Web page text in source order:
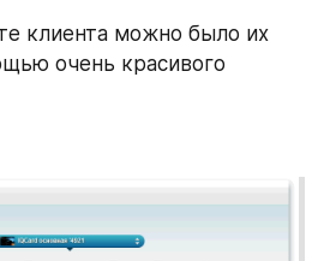
клиента можно было их
очень красивого